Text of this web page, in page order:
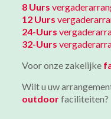
8 Uurs
12 Uurs
24-Uurs
32-Uurs
Voor onze zakelijke
Wilt u uw
outdoorfaciliteiten?